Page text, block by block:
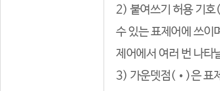
2) 붙여쓰기 허용 기호
수 있는 표제어에 쓰이
제어에서 여러 번 나타
3) 가운뎃점(•)은 표